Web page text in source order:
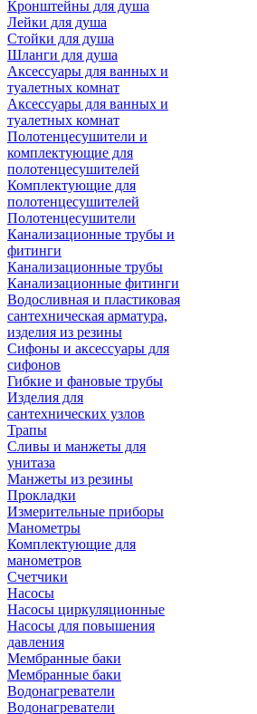
Кронштейны для душа
Лейки для душа
Стойки для душа
Шланги для душа
Аксессуары для ванных и
туалетных комнат
Аксессуары для ванных и
туалетных комнат
Полотенцесушители и
комплектующие для
полотенцесушителей
Комплектующие для
полотенцесушителей
Полотенцесушители
Канализационные трубы и
фитинги
Канализационные трубы
Канализационные фитинги
Водосливная и пластиковая
сантехническая арматура,
изделия из резины
Сифоны и аксессуары для
сифонов
Гибкие и фановые трубы
Изделия для
сантехнических узлов
Трапы
Сливы и манжеты для
унитаза
Манжеты из резины
Прокладки
Измерительные приборы
Манометры
Комплектующие для
манометров
Счетчики
Насосы
Насосы циркуляционные
Насосы для повышения
давления
Мембранные баки
Мембранные баки
Водонагреватели
Водонагреватели